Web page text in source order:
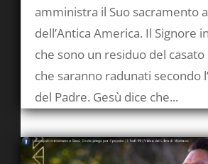
amministra il Suo sacramento
dell’Antica America. Il Signore
che sono un residuo del casato
che saranno radunati secondo
del Padre. Gesù dice che...